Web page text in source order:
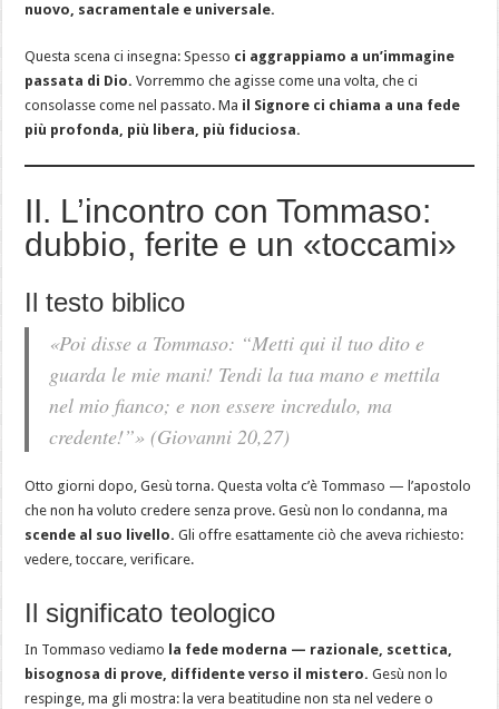
nuovo, sacramentale e universale.
Questa scena ci insegna: Spesso ci aggrappiamo a un’immagine
passata di Dio. Vorremmo che agisse come una volta, che ci
consolasse come nel passato. Ma il Signore ci chiama a una fede
più profonda, più libera, più fiduciosa.
II. L’incontro con Tommaso:
dubbio, ferite e un «toccami»
Il testo biblico
«Poi disse a Tommaso: “Metti qui il tuo dito e
guarda le mie mani! Tendi la tua mano e mettila
nel mio fianco; e non essere incredulo, ma
credente!”» (Giovanni 20,27)
Otto giorni dopo, Gesù torna. Questa volta c’è Tommaso — l’apostolo
che non ha voluto credere senza prove. Gesù non lo condanna, ma
scende al suo livello. Gli offre esattamente ciò che aveva richiesto:
vedere, toccare, verificare.
Il significato teologico
In Tommaso vediamo la fede moderna — razionale, scettica,
bisognosa di prove, diffidente verso il mistero. Gesù non lo
respinge, ma gli mostra: la vera beatitudine non sta nel vedere o